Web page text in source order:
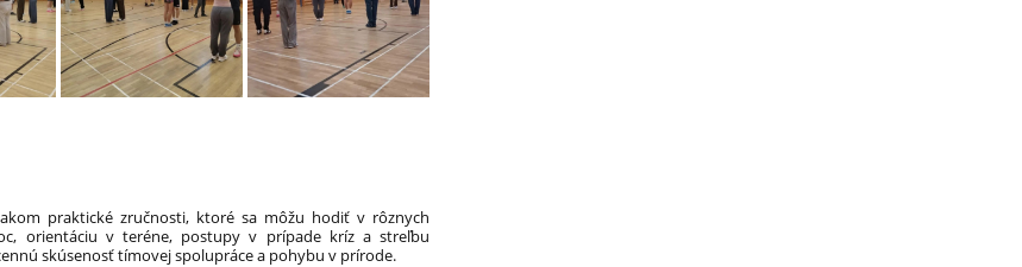
praktické zručnosti, ktoré sa môžu hodiť v rôznych
orientáciu v teréne, postupy v prípade kríz a streľbu
skúsenosť tímovej spolupráce a pohybu v prírode.